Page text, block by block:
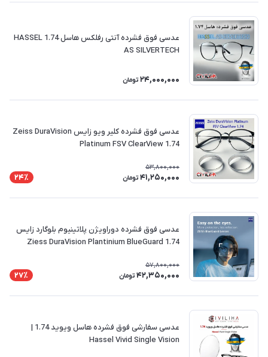
عدسی فوق فشرده آنتی رفلکس هاسل 1.74 HASSEL
AS SILVERTECH
24,000,000 تومان
عدسی فوق فشرده کلیر ویو زایس Zeiss DuraVision
Platinum FSV ClearView 1.74
53,800,000
41,250,000 تومان 24٪
عدسی فوق فشرده دوراویژن پلاتینیوم بلوگارد زایس
Ziess DuraVision Plantinium BlueGuard 1.74
57,800,000
42,350,000 تومان 27٪
عدسی سفارشی فوق فشرده هاسل ویوید 1.74 |
Hassel Vivid Single Vision